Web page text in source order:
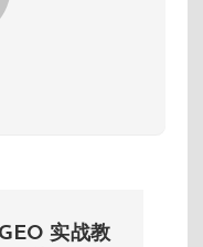
GEO 实战教